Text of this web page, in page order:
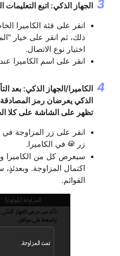
الجهاز الذكي: اتبع
انقر على فئة الكاميرا
ذلك، ثم انقر على خيار
اختيار نوع الاتصال.
انقر على اسم الكاميرا
الكاميرا/الجهاز الذكي: بعد
الذكي يعرضان رمز المصادقة
تظهر على الشاشة على كلا
انقر على زر المزاوجة
زر
J في الكاميرا.
سيعرض كل من الكاميرا
اكتمال المزاوجة. وبعدئذٍ،
القوائم.